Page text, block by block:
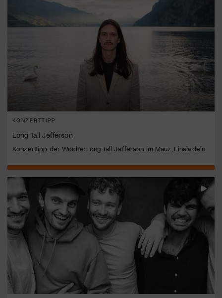
KONZERTTIPP
Long Tall Jefferson
Konzerttipp der Woche: Long Tall Jefferson im Mauz, Einsiedeln